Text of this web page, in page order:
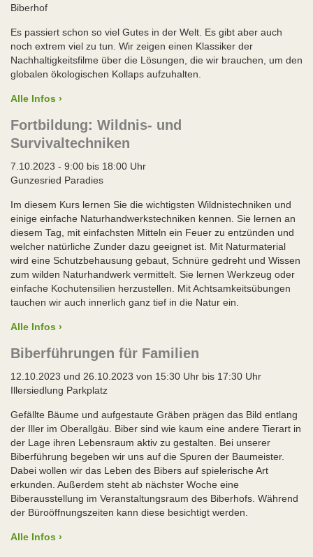
Biberhof
Es passiert schon so viel Gutes in der Welt. Es gibt aber auch
noch extrem viel zu tun. Wir zeigen einen Klassiker der
Nachhaltigkeitsfilme über die Lösungen, die wir brauchen, um den
globalen ökologischen Kollaps aufzuhalten.
Alle Infos ›
Fortbildung: Wildnis- und
Survivaltechniken
7.10.2023 - 9:00 bis 18:00 Uhr
Gunzesried Paradies
Im diesem Kurs lernen Sie die wichtigsten Wildnistechniken und
einige einfache Naturhandwerkstechniken kennen. Sie lernen an
diesem Tag, mit einfachsten Mitteln ein Feuer zu entzünden und
welcher natürliche Zunder dazu geeignet ist. Mit Naturmaterial
wird eine Schutzbehausung gebaut, Schnüre gedreht und Wissen
zum wilden Naturhandwerk vermittelt. Sie lernen Werkzeug oder
einfache Kochutensilien herzustellen. Mit Achtsamkeitsübungen
tauchen wir auch innerlich ganz tief in die Natur ein.
Alle Infos ›
Biberführungen für Familien
12.10.2023 und 26.10.2023 von 15:30 Uhr bis 17:30 Uhr
Illersiedlung Parkplatz
Gefällte Bäume und aufgestaute Gräben prägen das Bild entlang
der Iller im Oberallgäu. Biber sind wie kaum eine andere Tierart in
der Lage ihren Lebensraum aktiv zu gestalten. Bei unserer
Biberführung begeben wir uns auf die Spuren der Baumeister.
Dabei wollen wir das Leben des Bibers auf spielerische Art
erkunden. Außerdem steht ab nächster Woche eine
Biberausstellung im Veranstaltungsraum des Biberhofs. Während
der Büroöffnungszeiten kann diese besichtigt werden.
Alle Infos ›